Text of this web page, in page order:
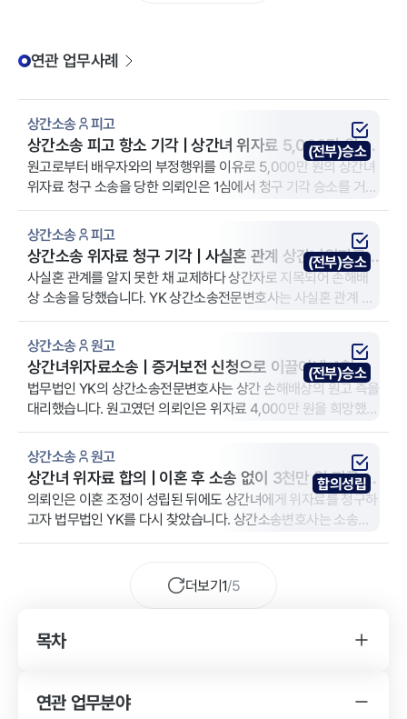
연관 업무사례
상간소송 피고
상간소송 피고 항소 기각 | 상간녀 위자료 5,000만 원 청
구 방어 사례
원고로부터 배우자와의 부정행위를 이유로 5,000만 원의 상간녀
위자료 청구 소송을 당한 의뢰인은 1심에서 청구 기각 승소를 거뒀
습니다. 원고가 항소를 제기하자 YK 상간소송전문변호사는 증거
부족과 법리적 반박으로 항소를 기각하고 1심 판결을 확정했습니
다.
(전부)승소
상간소송 피고
상간소송 위자료 청구 기각 | 사실혼 관계 상간녀위자료
전부 기각 사례
사실혼 관계를 알지 못한 채 교제하다 상간자로 지목되어 손해배
상 소송을 당했습니다. YK 상간소송전문변호사는 사실혼 관계 인
지 여부와 고의·과실 입증 부족을 중심으로 방어하여, 원고의 상간
소송 위자료 청구가 전부 기각되었습니다.
(전부)승소
상간소송 원고
상간녀위자료소송 | 증거보전 신청으로 이끌어낸 4천만
원 전액 인용 사례
법무법인 YK의 상간소송전문변호사는 상간 손해배상의 원고 측을
대리했습니다. 원고였던 의뢰인은 위자료 4,000만 원을 희망했고
전액 인정되었습니다.
(전부)승소
상간소송 원고
상간녀 위자료 합의 | 이혼 후 소송 없이 3천만 원 지급 받
은 사례
의뢰인은 이혼 조정이 성립된 뒤에도 상간녀에게 위자료를 청구하
고자 법무법인 YK를 다시 찾았습니다. 상간소송변호사는 소송보
다 배상 확보에 초점을 맞춰 신속히 협상 전략을 설계했고, 판결 없
합의성립
더보기1/5
목차
YK 상간소송 사건 변호사의 조력 내용
연관 업무분야